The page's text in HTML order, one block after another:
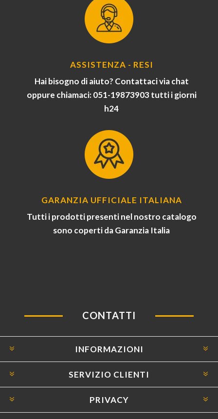
ASSISTENZA - RESI
Hai bisogno di aiuto? Contattaci via chat
oppure chiamaci: 051-19873903 tutti i giorni
h24
GARANZIA UFFICIALE ITALIANA
Tutti i prodotti presenti nel nostro catalogo
sono coperti da Garanzia Italia
CONTATTI
INFORMAZIONI
SERVIZIO CLIENTI
PRIVACY